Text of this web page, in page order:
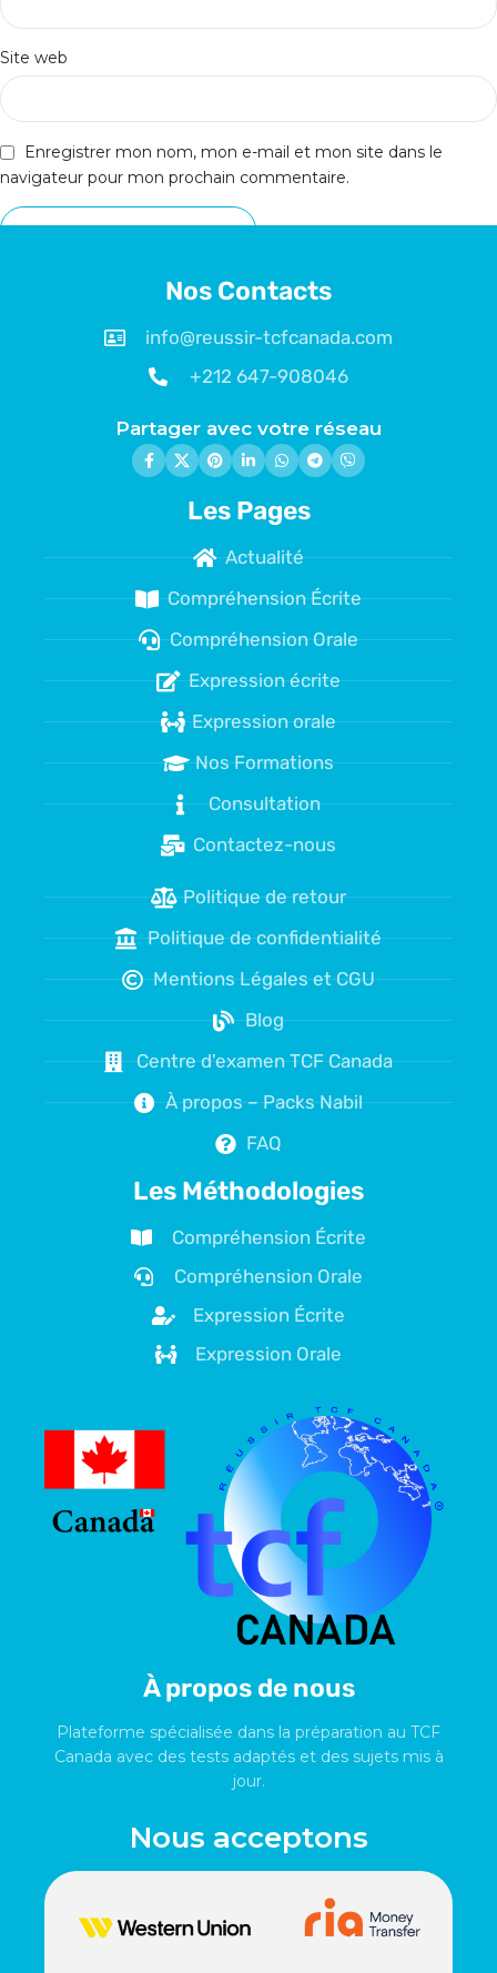
Site web
Enregistrer mon nom, mon e-mail et mon site dans le
navigateur pour mon prochain commentaire.
Nos Contacts
info@reussir-tcfcanada.com
+212 647-908046
Partager avec votre réseau
Les Pages
Actualité
Compréhension Écrite
Compréhension Orale
Expression écrite
Expression orale
Nos Formations
Consultation
Contactez-nous
Politique de retour
Politique de confidentialité
Mentions Légales et CGU
Blog
Centre d'examen TCF Canada
À propos – Packs Nabil
FAQ
Les Méthodologies
Compréhension Écrite
Compréhension Orale
Expression Écrite
Expression Orale
À propos de nous
Plateforme spécialisée dans la préparation au TCF
Canada avec des tests adaptés et des sujets mis à
jour.
Nous acceptons